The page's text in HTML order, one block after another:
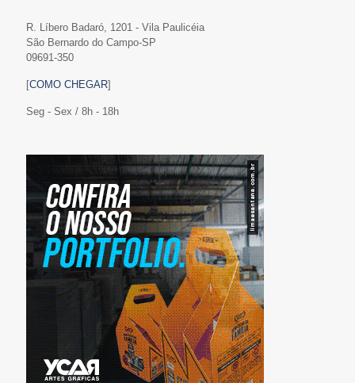
R. Líbero Badaró, 1201 - Vila Paulicéia
São Bernardo do Campo-SP
09691-350
[COMO CHEGAR]
Seg - Sex / 8h - 18h